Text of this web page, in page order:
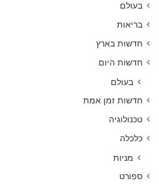
בעולם
בריאות
חדשות בארץ
חדשות היום
בעולם
חדשות זמן אמת
טכנולוגיה
כלכלה
מניות
ספורט